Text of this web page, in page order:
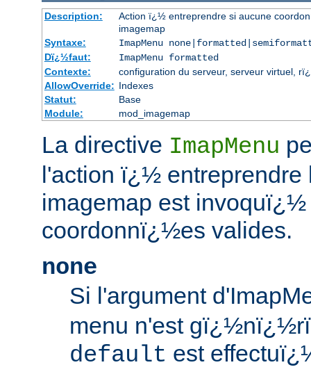
Description:
Action ï¿½ entreprendre si aucune
imagemap
Syntaxe:
ImapMenu
Dï¿½faut:
ImapMenu formatted
Contexte:
configuration du serveur, serveur virtuel,
AllowOverride: Indexes
Statut:
Base
Module:
mod_imagemap
La directive ImapMenu
l'action ï¿½ entreprendre
imagemap est invoquï¿½
coordonnï¿½es valides.
none
Si l'argument
menu n'est
default est